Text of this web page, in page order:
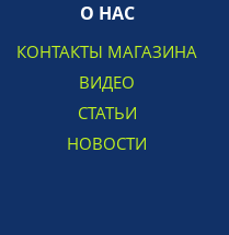
О НАС
КОНТАКТЫ МАГАЗИНА
ВИДЕО
СТАТЬИ
НОВОСТИ